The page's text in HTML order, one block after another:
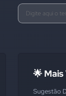
🌟
Sugestão